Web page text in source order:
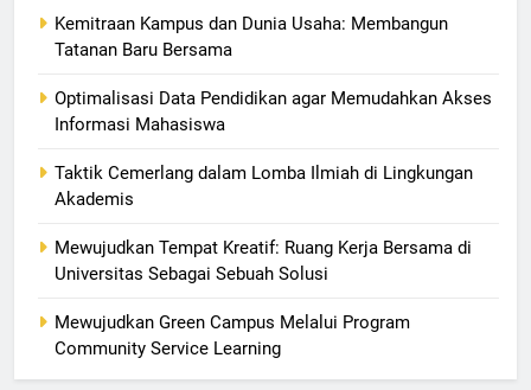
Kemitraan Kampus dan Dunia Usaha: Membangun
Tatanan Baru Bersama
Optimalisasi Data Pendidikan agar Memudahkan Akses
Informasi Mahasiswa
Taktik Cemerlang dalam Lomba Ilmiah di Lingkungan
Akademis
Mewujudkan Tempat Kreatif: Ruang Kerja Bersama di
Universitas Sebagai Sebuah Solusi
Mewujudkan Green Campus Melalui Program
Community Service Learning